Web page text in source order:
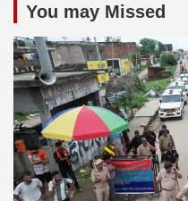
You may Missed